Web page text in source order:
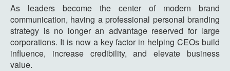
As leaders become the center of modern brand
communication, having a professional personal branding
strategy is no longer an advantage reserved for large
corporations. It is now a key factor in helping CEOs build
influence, increase credibility, and elevate business
value.